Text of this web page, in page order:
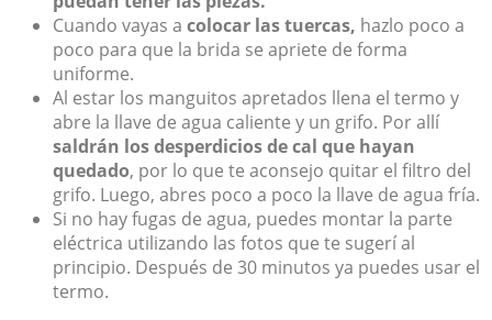
Cuando vayas a colocar las tuercas, hazlo poco a
poco para que la brida se apriete de forma
uniforme.
Al estar los manguitos apretados llena el termo y
abre la llave de agua caliente y un grifo. Por allí
saldrán los desperdicios de cal que hayan
quedado, por lo que te aconsejo quitar el filtro del
grifo. Luego, abres poco a poco la llave de agua fría.
Si no hay fugas de agua, puedes montar la parte
eléctrica utilizando las fotos que te sugerí al
principio. Después de 30 minutos ya puedes usar el
termo.